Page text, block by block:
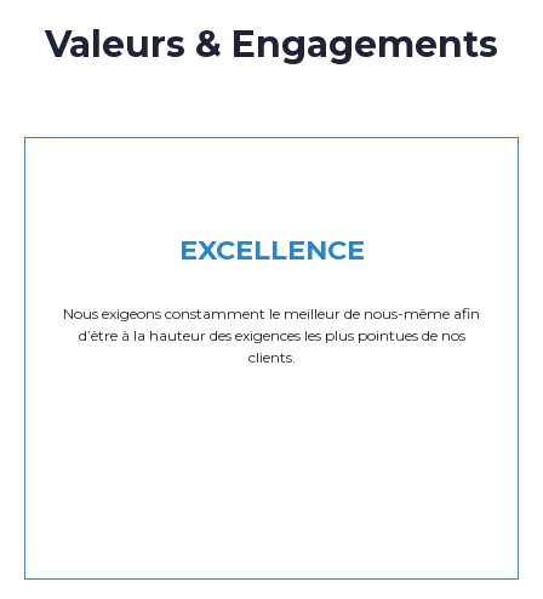
Valeurs & Engagements
EXCELLENCE
Nous exigeons constamment le meilleur de nous-même afin
d’être à la hauteur des exigences les plus pointues de nos
clients.